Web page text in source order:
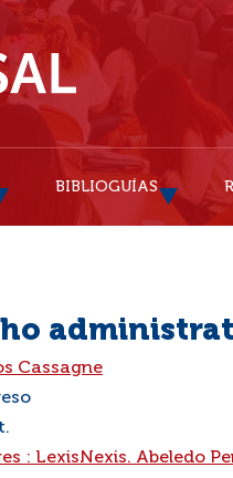
BIBLIOGUÍAS
Cassagne
: LexisNexis. Abeledo